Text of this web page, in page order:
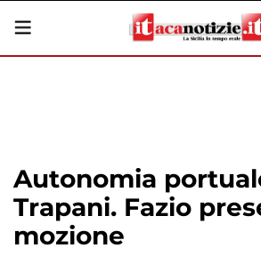
Autonomia
Trapani. Fazio
mozione